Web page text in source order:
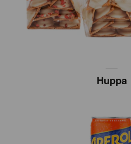
Huppa